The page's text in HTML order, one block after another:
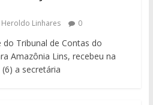
Heroldo Linhares 0
Tribunal de Contas do
Amazônia Lins, recebeu na
a secretária